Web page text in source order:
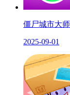
僵尸城市大
2025-09-01